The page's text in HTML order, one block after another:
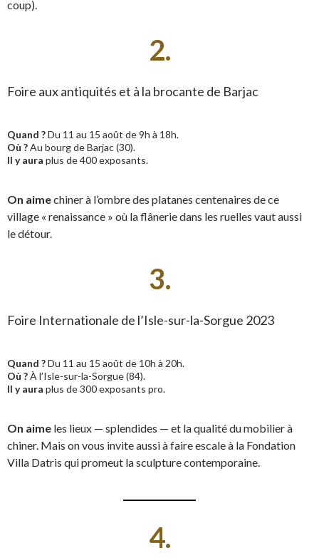
coup).
2.
Foire aux antiquités et à la brocante de Barjac
Quand ?Du 11 au 15 août de 9h à 18h.
Où ?Au bourg de Barjac (30).
Il y aura plus de 400 exposants.
On aimechiner à l’ombre des platanes centenaires de ce
village « renaissance » où la flânerie dans les ruelles vaut aussi
le détour.
3.
Foire Internationale de l’Isle-sur-la-Sorgue 2023
Quand ?Du 11 au 15 août de 10h à 20h.
Où ?À l’Isle-sur-la-Sorgue (84).
Il y aura plus de 300 exposants pro.
On aime les lieux — splendides — et la qualité du mobilier à
chiner. Mais on vous invite aussi à faire escale à la Fondation
Villa Datris qui promeut la sculpture contemporaine.
4.